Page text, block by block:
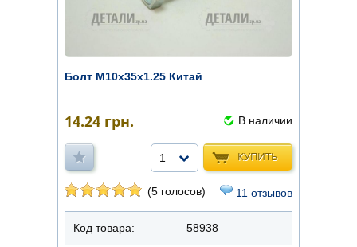
Болт М10х35х1.25 Китай
14.24 грн. В наличии
КУПИТЬ
1
(5 голосов) 11 отзывов
Код товара: 58938